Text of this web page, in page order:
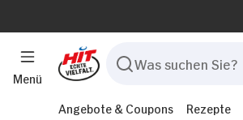
Menü
Angebote & Coupons Rezepte